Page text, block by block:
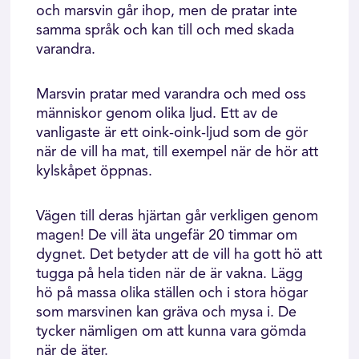
och marsvin går ihop, men de pratar inte
samma språk och kan till och med skada
varandra.
Marsvin pratar med varandra och med oss
människor genom olika ljud. Ett av de
vanligaste är ett oink-oink-ljud som de gör
när de vill ha mat, till exempel när de hör att
kylskåpet öppnas.
Vägen till deras hjärtan går verkligen genom
magen! De vill äta ungefär 20 timmar om
dygnet. Det betyder att de vill ha gott hö att
tugga på hela tiden när de är vakna. Lägg
hö på massa olika ställen och i stora högar
som marsvinen kan gräva och mysa i. De
tycker nämligen om att kunna vara gömda
när de äter.